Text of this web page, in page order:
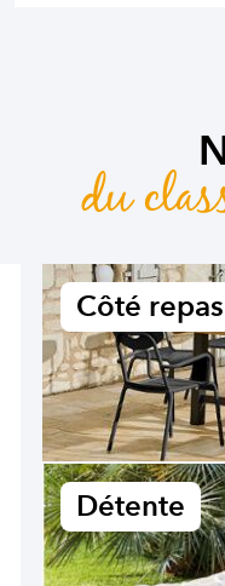
du
Côté repas
Détente